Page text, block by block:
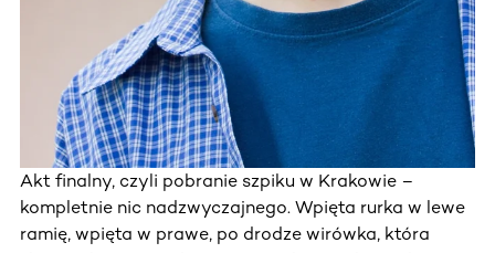
Akt finalny, czyli pobranie szpiku w Krakowie –
kompletnie nic nadzwyczajnego. Wpięta rurka w lewe
ramię, wpięta w prawe, po drodze wirówka, która